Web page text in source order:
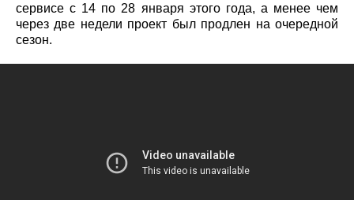
сервисе с 14 по 28 января этого года, а менее чем
через две недели проект был продлен на очередной
сезон.